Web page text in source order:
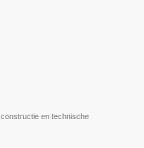
en technische